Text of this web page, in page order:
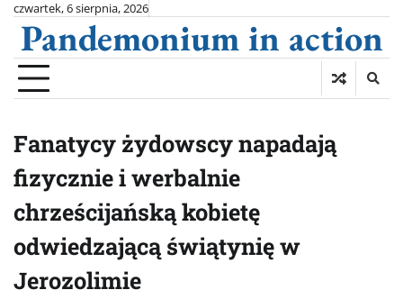
Skip
content
czwartek, 6 sierpnia, 2026
Pandemonium in action
Fanatycy żydowscy napadają
fizycznie i werbalnie
chrześcijańską kobietę
odwiedzającą świątynię w
Jerozolimie